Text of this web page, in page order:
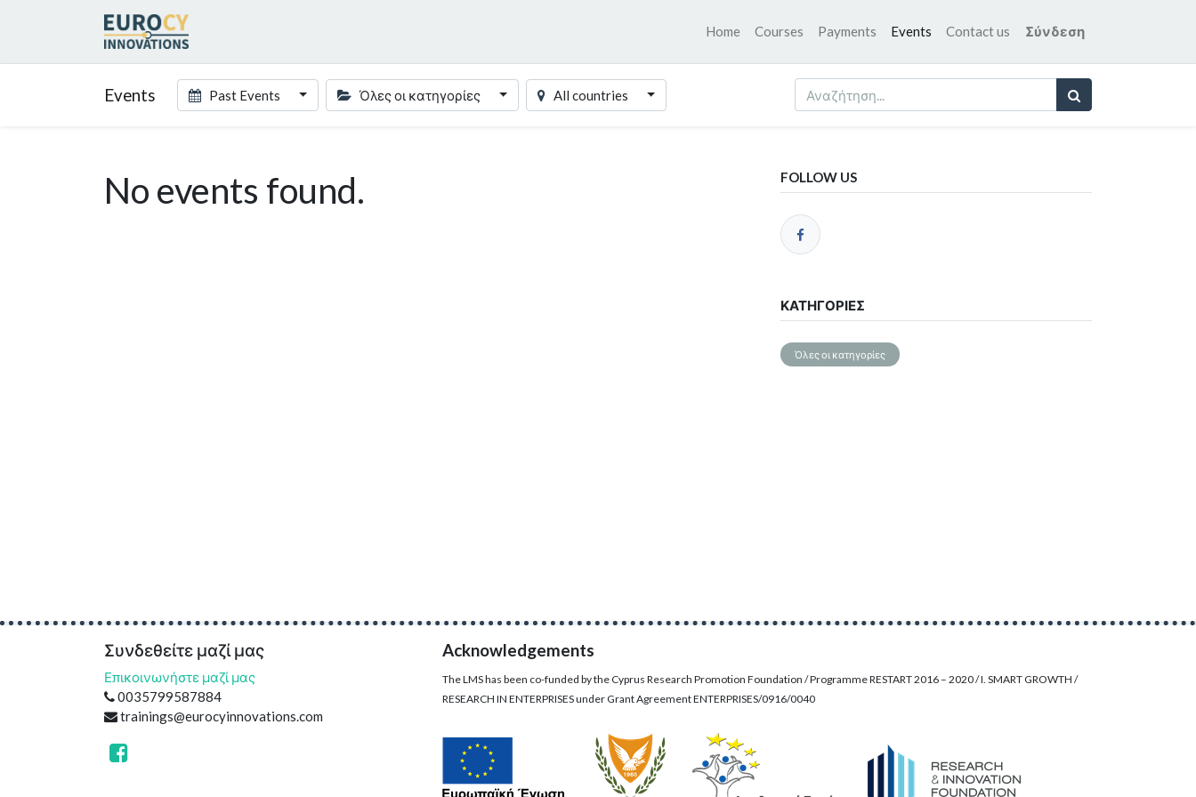
Home Courses Payments Events Contact us Σύνδεση
Events Past Events Όλες οι κατηγορίες All countries
No events found. FOLLOW US
ΚΑΤΗΓΟΡΊΕΣ
Όλες οι κατηγορίες
Συνδεθείτε μαζί μας
Επικοινωνήστε μαζί μας
0035799587884
trainings@eurocyinnovations.com
Acknowledgements
The LMS has been co-funded by the Cyprus Research Promotion Foundation / Programme RESTART 2016 – 2020 / I. SMART GROWTH /
RESEARCH IN ENTERPRISES under Grant Agreement ENTERPRISES/0916/0040